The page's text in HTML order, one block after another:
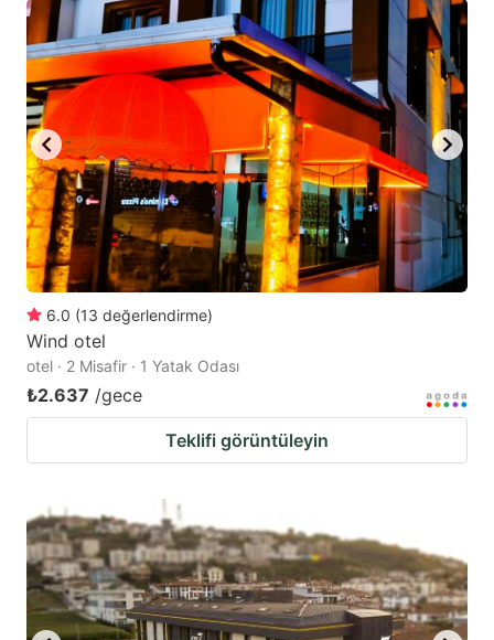
6.0 (13 değerlendirme)
Wind otel
otel · 2 Misafir · 1 Yatak Odası
₺2.637 /gece
Teklifi görüntüleyin